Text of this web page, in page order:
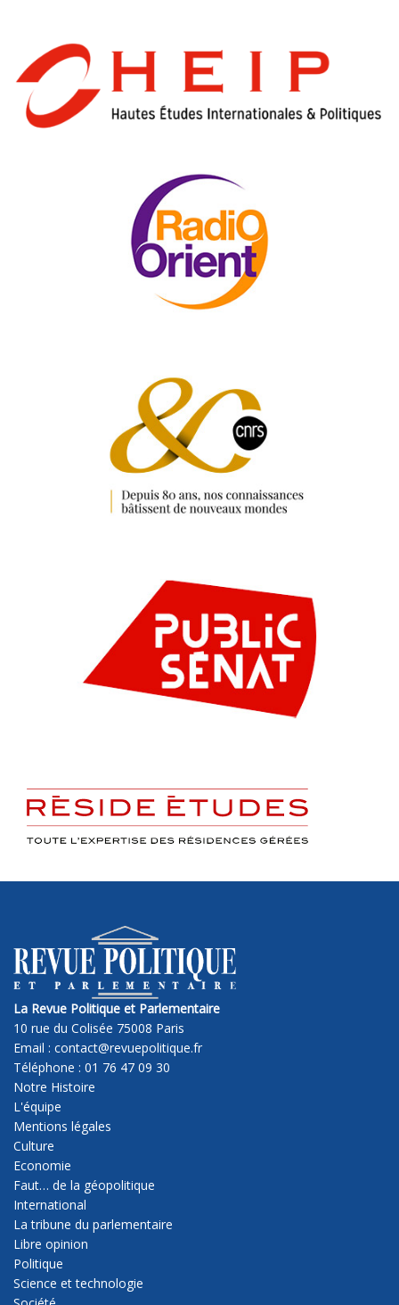
La Revue Politique et Parlementaire
10 rue du Colisée 75008 Paris
Email : contact@revuepolitique.fr
Téléphone : 01 76 47 09 30
Notre Histoire
L'équipe
Mentions légales
Culture
Economie
Faut… de la géopolitique
International
La tribune du parlementaire
Libre opinion
Politique
Science et technologie